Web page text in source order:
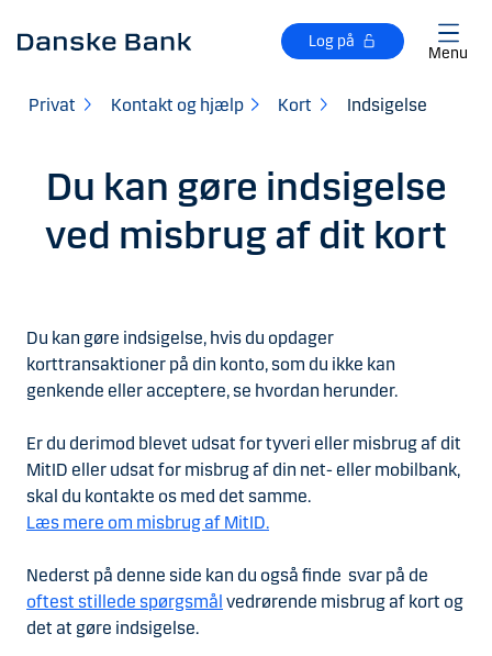
Log på
Menu
Privat Kontakt og hjælp Kort Indsigelse
Du kan gøre indsigelse
ved misbrug af dit kort
Du kan gøre indsigelse, hvis du opdager
korttransaktioner på din konto, som du ikke kan
genkende eller acceptere, se hvordan herunder.
Er du derimod blevet udsat for tyveri eller misbrug af dit
MitID eller udsat for misbrug af din net- eller mobilbank,
skal du kontakte os med det samme.
Læs mere om misbrug af MitID.
Nederst på denne side kan du også finde svar på de
oftest stillede spørgsmål vedrørende misbrug af kort og
det at gøre indsigelse.